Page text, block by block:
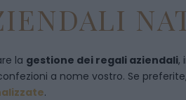
la gestione dei regali aziendali,
a nome vostro. Se
.